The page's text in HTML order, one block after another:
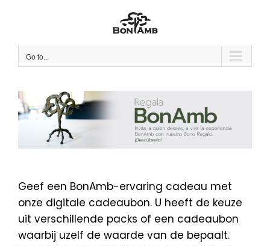
Go to...
Geef een BonAmb-ervaring cadeau met
onze digitale cadeaubon. U heeft de keuze
uit verschillende packs of een cadeaubon
waarbij uzelf de waarde van de bepaalt.